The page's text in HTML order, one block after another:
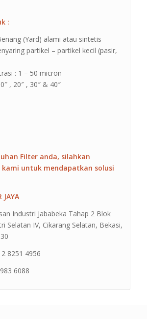
:
(Yard) alami atau sintetis
partikel – partikel kecil (pasir,
: 1 – 50 micron
, 20″ , 30″ & 40″
Filter anda, silahkan
kami untuk mendapatkan solusi
JAYA
Industri Jababeka Tahap 2 Blok
Selatan IV, Cikarang Selatan, Bekasi,
8251 4956
6088